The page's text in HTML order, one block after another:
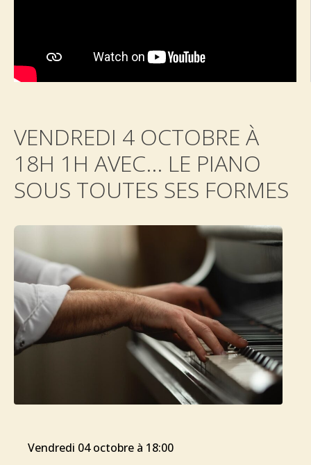
VENDREDI 4 OCTOBRE À
18H 1H AVEC... LE PIANO
SOUS TOUTES SES FORMES
vendredi 04 octobre à 18:00